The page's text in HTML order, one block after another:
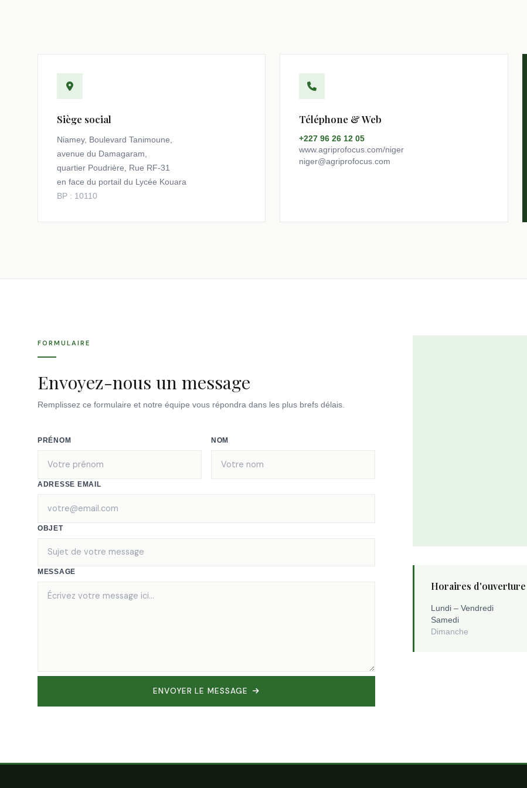
Siège social
Niamey, Boulevard Tanimoune,
avenue du Damagaram,
quartier Poudrière, Rue RF-31
en face du portail du Lycée Kouara
BP : 10110
Téléphone & Web
+227 96 26 12 05
www.agriprofocus.com/niger
niger@agriprofocus.com
FORMULAIRE
Envoyez-nous un message
Remplissez ce formulaire et notre équipe vous répondra dans les plus brefs délais.
PRÉNOM NOM
ADRESSE EMAIL
OBJET
MESSAGE
ENVOYER LE MESSAGE
Horaires d'ouverture
Lundi – Vendredi
Samedi
Dimanche